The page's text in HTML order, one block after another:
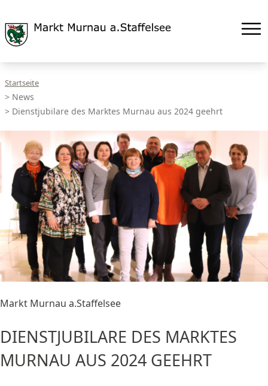
Startseite
> News
> Dienstjubilare des Marktes Murnau aus 2024 geehrt
Markt Murnau a.Staffelsee
DIENSTJUBILARE DES MARKTES
MURNAU AUS 2024 GEEHRT